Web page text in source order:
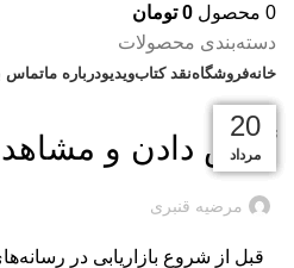
0 محصول 0 تومان
دسته‌بندی محصولات
خانهفروشگاهنقد کتابویدیودرباره‌ ماتماس
بریده‌های کتاب
گوش دادن و
مرضیه قنبری
28
آبان
قبل از شروع بازاریابی در
01
دی
28
آبان
28
آبان
28
آبان
20
مرداد